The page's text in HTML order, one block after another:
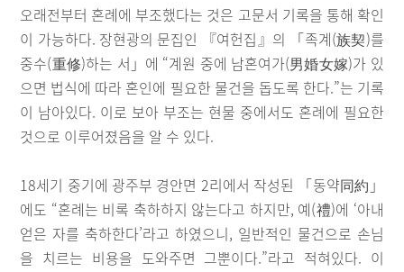
오래전부터 혼례에 부조했다는 것은 고문서 기록을 통해 확인
이 가능하다. 장현광의 문집인 『여헌집』의 「족계(族契)를
중수(重修)하는 서」에 “계원 중에 남혼여가(男婚女嫁)가 있
으면 법식에 따라 혼인에 필요한 물건을 돕도록 한다.”는 기록
이 남아있다. 이로 보아 부조는 현물 중에서도 혼례에 필요한
것으로 이루어졌음을 알 수 있다.
18세기 중기에 광주부 경안면 2리에서 작성된 「동약同約」
에도 “혼례는 비록 축하하지 않는다고 하지만, 예(禮)에 ‘아내
얻은 자를 축하한다’라고 하였으니, 일반적인 물건으로 손님
을 치르는 비용을 도와주면 그뿐이다.”라고 적혀있다. 이